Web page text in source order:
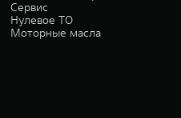
Сервис
Нулевое ТО
Моторные масла